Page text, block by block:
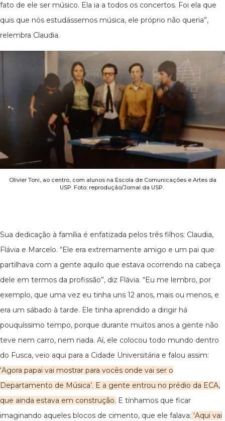
fato de ele ser músico. Ela ia a todos os concertos. Foi ela que
quis que nós estudássemos música, ele próprio não queria”,
relembra Claudia.
Olivier Toni, ao centro, com alunos na Escola de Comunicações e Artes da
USP. Foto: reprodução/Jornal da USP.
Sua dedicação à família é enfatizada pelos três filhos: Claudia,
Flávia e Marcelo. “Ele era extremamente amigo e um pai que
partilhava com a gente aquilo que estava ocorrendo na cabeça
dele em termos da profissão”, diz Flávia. “Eu me lembro, por
exemplo, que uma vez eu tinha uns 12 anos, mais ou menos, e
era um sábado à tarde. Ele tinha aprendido a dirigir há
pouquíssimo tempo, porque durante muitos anos a gente não
teve nem carro, nem nada. Aí, ele colocou todo mundo dentro
do Fusca, veio aqui para a Cidade Universitária e falou assim:
‘Agora papai vai mostrar para vocês onde vai ser o
Departamento de Música’. E a gente entrou no prédio da ECA,
que ainda estava em construção. E tínhamos que ficar
imaginando aqueles blocos de cimento, que ele falava: ‘Aqui vai